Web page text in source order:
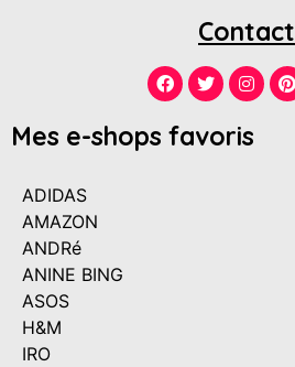
Contact
Mes e-shops favoris
ADIDAS
AMAZON
ANDRé
ANINE BING
ASOS
H&M
IRO